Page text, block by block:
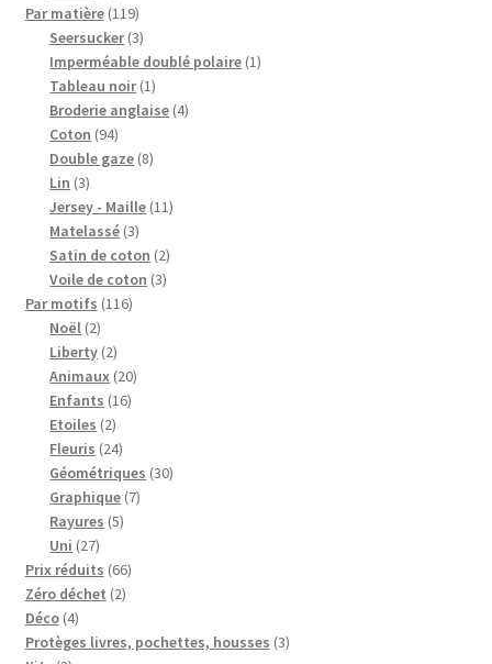
produits
Par matière 119119
produits
Seersucker 33
produits
Imperméable doublé polaire 11
Tableau noir 11
produit
Broderie anglaise 44
Coton 9494
produits
Double gaze 88
Lin 33
produits
Jersey - Maille 1111
Matelassé 33
produits
Satin de coton 22
produits
Voile de coton 33
Par motifs 116116
Noël 22
produits
Liberty 22
produits
Animaux 2020
Enfants 1616
Etoiles 22
produits
Fleuris 2424
produits
Géométriques 3030
Graphique 77
Rayures 55
Uni 2727
produits
Prix réduits 6666
Zéro déchet 22
Déco 44
produits
Protèges livres, pochettes, housses 33